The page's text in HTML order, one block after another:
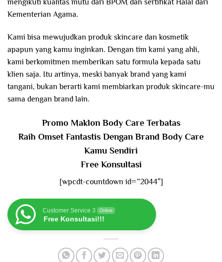
mengikuti kualitas mutu dari BPOM dan sertifikat Halal dari
Kementerian Agama.
Kami bisa mewujudkan produk skincare dan kosmetik
apapun yang kamu inginkan. Dengan tim kami yang ahli,
kami berkomitmen memberikan satu formula kepada satu
klien saja. Itu artinya, meski banyak brand yang kami
tangani, bukan berarti kami membiarkan produk skincare-mu
sama dengan brand lain.
Promo Maklon Body Care Terbatas
Raih Omset Fantastis Dengan Brand Body Care
Kamu Sendiri
Free Konsultasi
[wpcdt-countdown id=”2044″]
Customer Service 3 Online
Free Konsultasi!!!